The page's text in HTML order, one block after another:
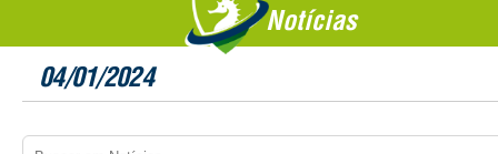
Notícias
04/01/2024